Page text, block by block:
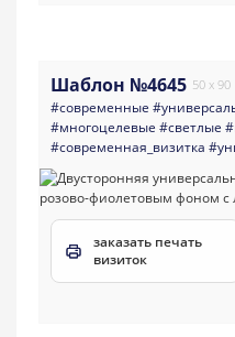
Шаблон №4645 50 x 90
#современные
#многоцелевые #светлые
#современная_визитка
заказать печать
визиток